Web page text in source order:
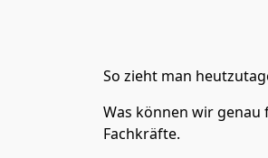
So zieht man
Was können wir genau
Fachkräfte.